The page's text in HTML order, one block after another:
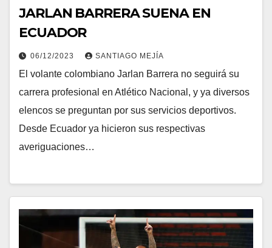
JARLAN BARRERA SUENA EN
ECUADOR
06/12/2023 SANTIAGO MEJÍA
El volante colombiano Jarlan Barrera no seguirá su
carrera profesional en Atlético Nacional, y ya diversos
elencos se preguntan por sus servicios deportivos.
Desde Ecuador ya hicieron sus respectivas
averiguaciones…